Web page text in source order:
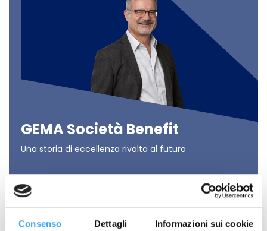
Consenso Dettagli Informazioni sui cookie
GEMA Società Benefit
Una storia di eccellenza rivolta al futuro